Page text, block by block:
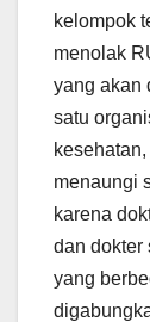
kelompok
menolak
yang akan
satu
menaungi
karena
dan dokter
yang